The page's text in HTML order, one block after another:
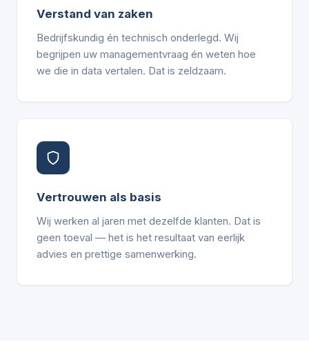
Verstand van zaken
Bedrijfskundig én technisch onderlegd. Wij
begrijpen uw managementvraag én weten hoe
we die in data vertalen. Dat is zeldzaam.
Vertrouwen als basis
Wij werken al jaren met dezelfde klanten. Dat is
geen toeval — het is het resultaat van eerlijk
advies en prettige samenwerking.